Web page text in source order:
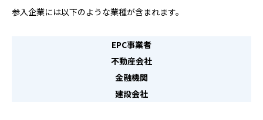
参入企業には以下のような業種が含まれます。
EPC事業者
不動産会社
金融機関
建設会社